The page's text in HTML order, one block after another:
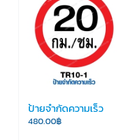
ป้ายจำกัดความเร็ว
480.00฿